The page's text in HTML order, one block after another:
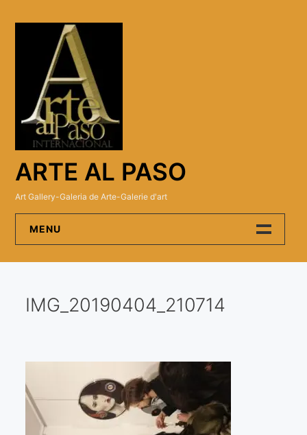
ARTE AL PASO
Art Gallery-Galeria de Arte-Galerie d'art
MENU
Artistas
Visitas a los ateliers o talleres de artistas
Presse
Qué dicen de nosotros?
IMG_20190404_210714